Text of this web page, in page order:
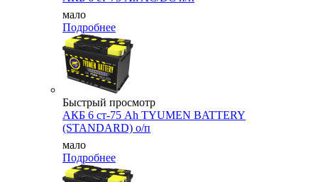
мало
Подробнее
Быстрый просмотр
АКБ 6 ст-75 Аh TYUMEN BATTERY
(STANDARD) о/п
мало
Подробнее